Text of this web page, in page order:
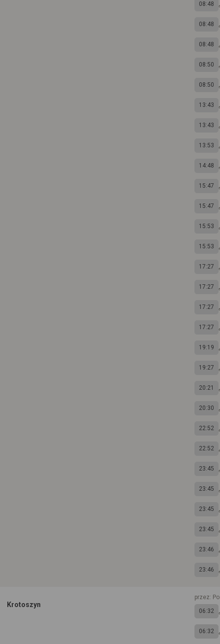
08:48
08:48
08:48
08:50
08:50
13:43
13:43
13:53
14:48
15:47
15:47
15:53
15:53
17:27
17:27
17:27
17:27
19:19
19:27
20:21
20:30
22:52
22:52
23:45
23:45
23:45
23:45
23:46
23:46
Krotoszyn
przez:
06:32
06:32